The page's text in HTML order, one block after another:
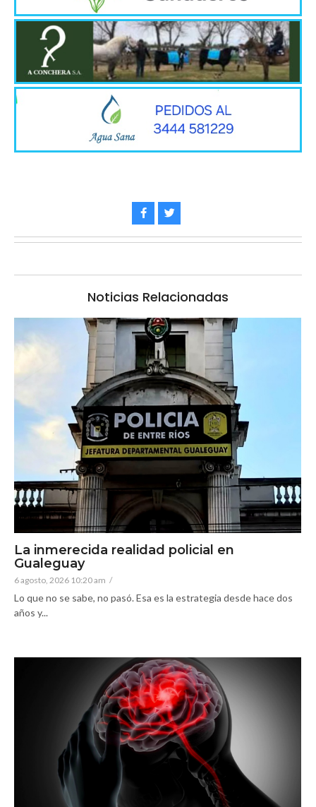
Noticias Relacionadas
La inmerecida realidad policial en
Gualeguay
6 agosto, 2026 10:20 am /
Lo que no se sabe, no pasó. Esa es la estrategia desde hace dos
años y...